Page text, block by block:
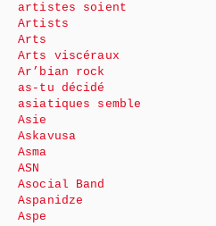
artistes soient
Artists
Arts
Arts viscéraux
Ar’bian rock
as-tu décidé
asiatiques semble
Asie
Askavusa
Asma
ASN
Asocial Band
Aspanidze
Aspe